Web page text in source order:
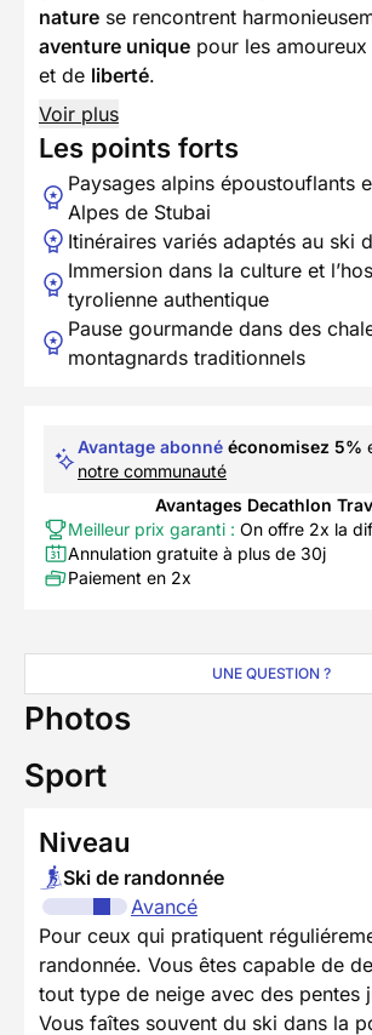
nature se rencontrent
aventure unique pour les
et de liberté.
Voir plus
Les points forts
Paysages alpins époustouflants
Alpes de Stubai
Itinéraires variés adaptés au ski
Immersion dans la culture et
tyrolienne authentique
Pause gourmande dans des
montagnards traditionnels
Avantage abonné économisez 5%
notre communauté
Avantages Decathlon
Meilleur prix garanti : On offre 2x la
Annulation gratuite à plus de 30j
Paiement en 2x
UNE QUESTION ?
Photos
Sport
Niveau
Ski de randonnée
Avancé
Pour ceux qui pratiquent
randonnée. Vous êtes capable de
tout type de neige avec des pentes
Vous faîtes souvent du ski dans la